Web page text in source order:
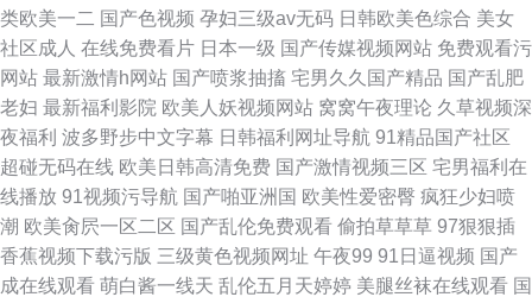
类欧美一二 国产色视频 孕妇三级av无码 日韩欧美色综合 美女
社区成人 在线免费看片 日本一级 国产传媒视频网站 免费观看污
网站 最新激情h网站 国产喷浆抽搐 宅男久久国产精品 国产乱肥
老妇 最新福利影院 欧美人妖视频网站 窝窝午夜理论 久草视频深
夜福利 波多野步中文字幕 日韩福利网址导航 91精品国产社区
超碰无码在线 欧美日韩高清免费 国产激情视频三区 宅男福利在
线播放 91视频污导航 国产啪亚洲国 欧美性爱密臀 疯狂少妇喷
潮 欧美肏屄一区二区 国产乱伦免费观看 偷拍草草草 97狠狠插
香蕉视频下载污版 三级黄色视频网址 午夜99 91日逼视频 国产
成在线观看 萌白酱一线天 乱伦五月天婷婷 美腿丝袜在线观看 国